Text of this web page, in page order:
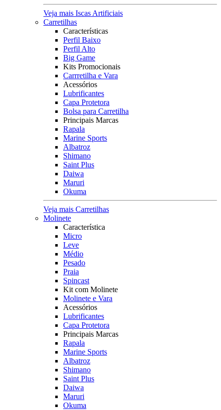
Veja mais Iscas Artificiais
Carretilhas
Características
Perfil Baixo
Perfil Alto
Big Game
Kits Promocionais
Carrretilha e Vara
Acessórios
Lubrificantes
Capa Protetora
Bolsa para Carretilha
Principais Marcas
Rapala
Marine Sports
Albatroz
Shimano
Saint Plus
Daiwa
Maruri
Okuma
Veja mais Carretilhas
Molinete
Característica
Micro
Leve
Médio
Pesado
Praia
Spincast
Kit com Molinete
Molinete e Vara
Acessórios
Lubrificantes
Capa Protetora
Principais Marcas
Rapala
Marine Sports
Albatroz
Shimano
Saint Plus
Daiwa
Maruri
Okuma